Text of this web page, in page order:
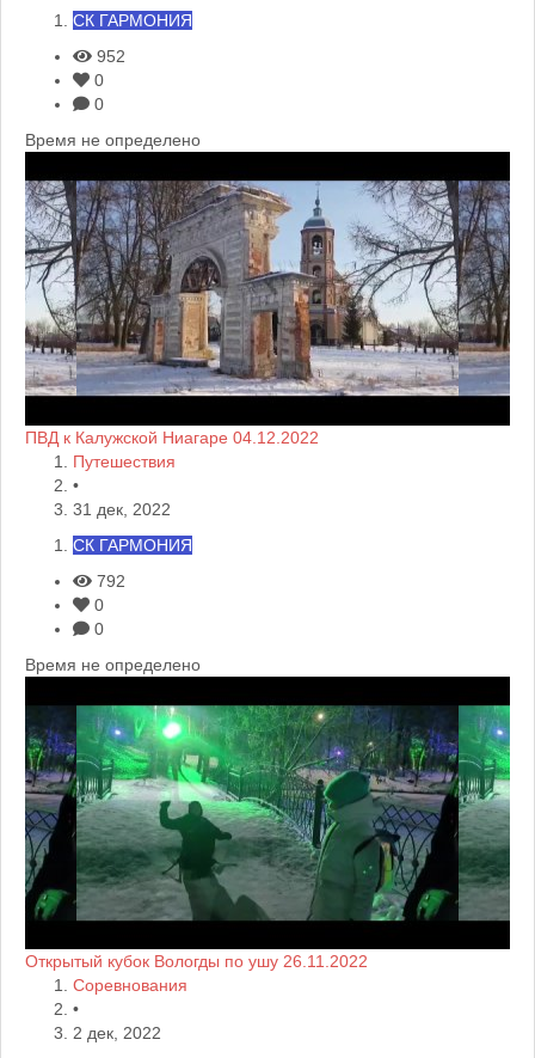
СК ГАРМОНИЯ
952
0
0
Время не определено
ПВД к Калужской Ниагаре 04.12.2022
Путешествия
•
31 дек, 2022
СК ГАРМОНИЯ
792
0
0
Время не определено
Открытый кубок Вологды по ушу 26.11.2022
Соревнования
•
2 дек, 2022